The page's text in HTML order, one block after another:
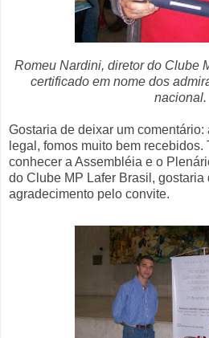
Romeu Nardini, diretor do Clube
certificado em nome dos
nacional.
Gostaria de deixar um
legal, fomos muito bem
conhecer a Assembléia e o
do Clube MP Lafer Brasil, gostaria
agradecimento pelo convite.